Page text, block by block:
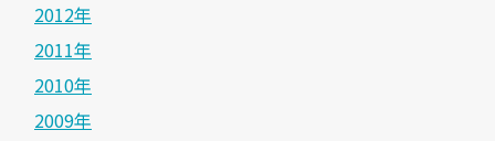
2012年
2011年
2010年
2009年